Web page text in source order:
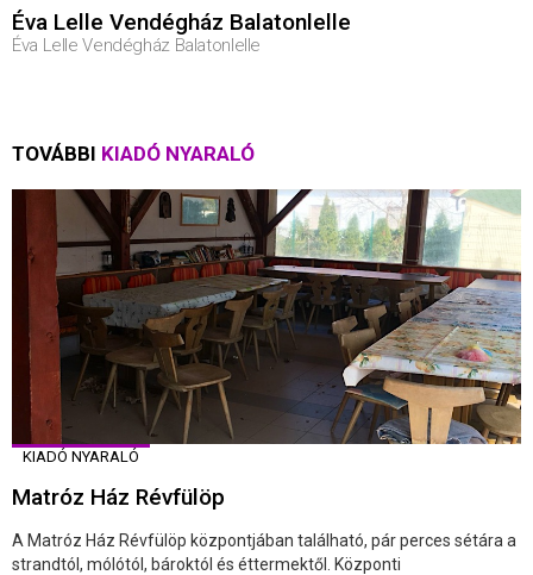
Éva Lelle Vendégház Balatonlelle
Éva Lelle Vendégház Balatonlelle
TOVÁBBI KIADÓ NYARALÓ
KIADÓ NYARALÓ
Matróz Ház Révfülöp
A Matróz Ház Révfülöp központjában található, pár perces sétára a
strandtól, mólótól, bároktól és éttermektől. Központi